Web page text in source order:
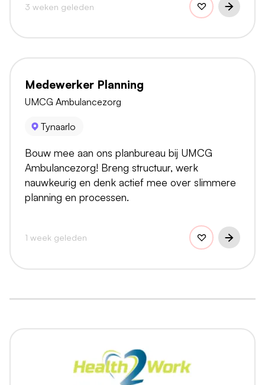
3 weken geleden
Medewerker Planning
UMCG Ambulancezorg
Tynaarlo
Bouw mee aan ons planbureau bij UMCG
Ambulancezorg! Breng structuur, werk
nauwkeurig en denk actief mee over slimmere
planning en processen.
1 week geleden